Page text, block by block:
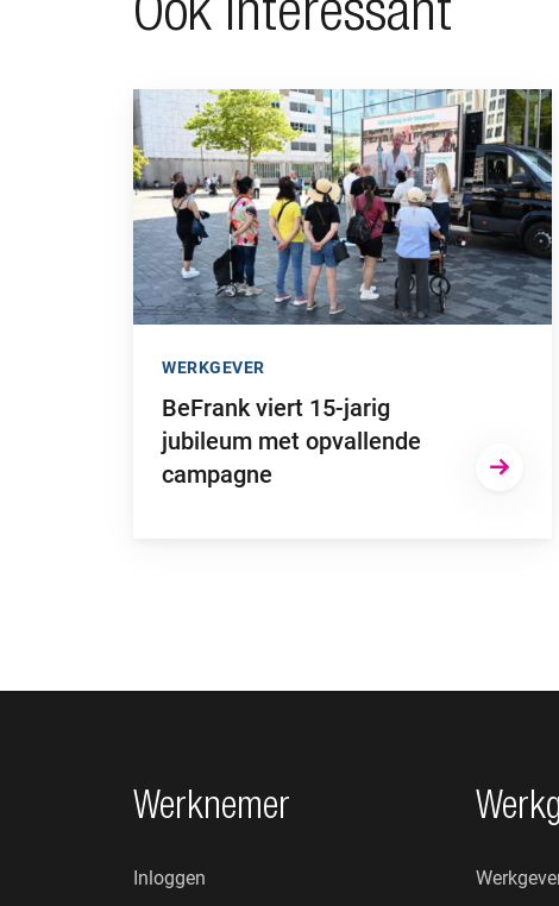
Ook interessant
Ga naar “BeFrank viert 15-jarig jubileum met
BeFrank viert 15-jarig
jubileum met opvallende
campagne
WERKGEVER
Footer navigatie
Werknemer
Inloggen